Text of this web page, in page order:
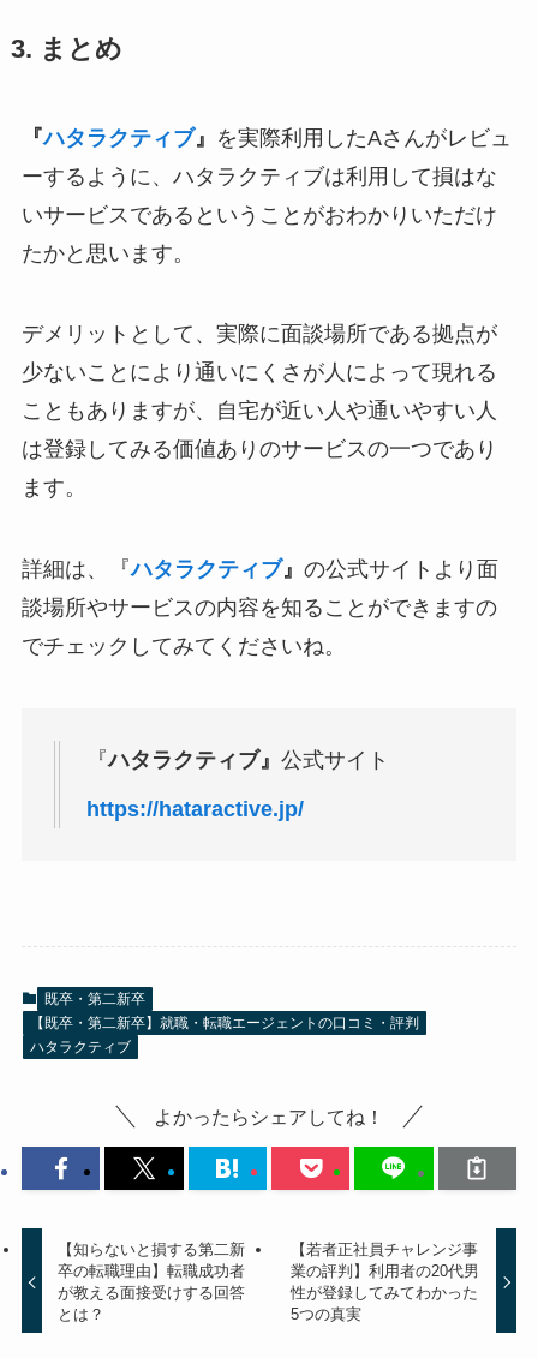
3. まとめ
『ハタラクティブ』 を実際利用したAさんがレビュ
ーするように、ハタラクティブは利用して損はな
いサービスであるということがおわかりいただけ
たかと思います。
デメリットとして、実際に面談場所である拠点が
少ないことにより通いにくさが人によって現れる
こともありますが、自宅が近い人や通いやすい人
は登録してみる価値ありのサービスの一つであり
ます。
詳細は、 『ハタラクティブ』 の公式サイトより面
談場所やサービスの内容を知ることができますの
でチェックしてみてくださいね。
『ハタラクティブ』 公式サイト
https://hataractive.jp/
既卒・第二新卒
【既卒・第二新卒】就職・転職エージェントの口コミ・評判
ハタラクティブ
よかったらシェアしてね！
【知らないと損する第二新
卒の転職理由】転職成功者
が教える面接受けする回答
とは？
【若者正社員チャレンジ事
業の評判】利用者の20代男
性が登録してみてわかった
5つの真実